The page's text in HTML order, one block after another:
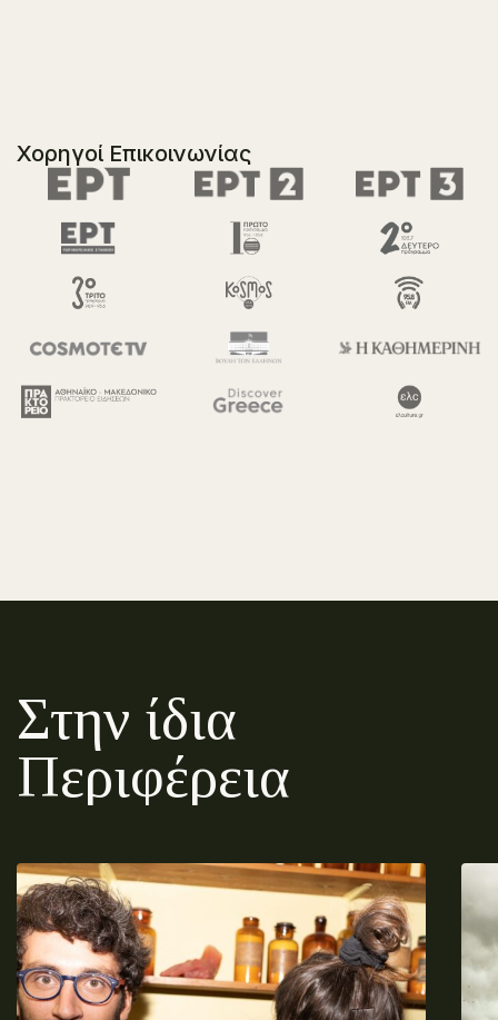
Χορηγοί Επικοινωνίας
Στην ίδια
Περιφέρεια